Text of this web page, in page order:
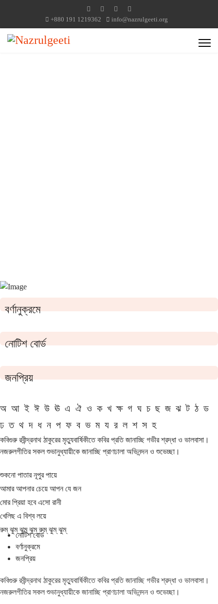
+880 191 1219362 info@nazrulgeeti.org
বর্ণানুক্রমে
নোটিশ বোর্ড
জনপ্রিয়
অ আ ই ঈ উ ঊ এ ঐ ও ক খ ক্ষ গ ঘ চ ছ জ ঝ ট ঠ ড
ঢ ত থ দ ধ ন প ফ ব ভ ম য র ল শ স হ
কবিগুরু রবীন্দ্রনাথ ঠাকুরের মৃত্যুবার্ষিকীতে কবির প্রতি জানাচ্ছি গভীর শ্রদ্ধা ও ভালবাসা।
নজরুলগীতির সকল শুভানুধ্যায়ীকে জানাচ্ছি প্রাণঢালা অভিনন্দন ও শুভেচ্ছা।
শুকনো পাতার নূপুর পায়ে
আমার আপনার চেয়ে আপন যে জন
মোর প্রিয়া হবে এসো রানী
খেলিছ এ বিশ্ব লয়ে
রুম্ ঝুম্ ঝুম্ ঝুম্ রুম্ ঝুম্ ঝুম্
নোটিশ বোর্ড
বর্ণানুক্রমে
জনপ্রিয়
কবিগুরু রবীন্দ্রনাথ ঠাকুরের মৃত্যুবার্ষিকীতে কবির প্রতি জানাচ্ছি গভীর শ্রদ্ধা ও ভালবাসা।
নজরুলগীতির সকল শুভানুধ্যায়ীকে জানাচ্ছি প্রাণঢালা অভিনন্দন ও শুভেচ্ছা।